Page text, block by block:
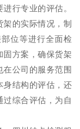
行专业的评估。
的实际情况，制
位等进行全面检
固方案，确保货架
公司的服务范围
身结构的评估，还
综合评估，为自